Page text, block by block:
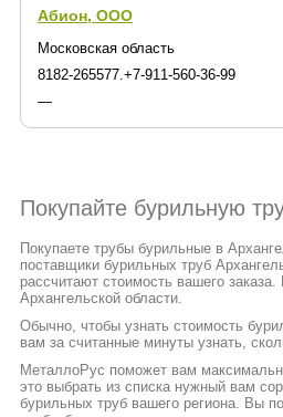
Абион, ООО
Московская область
8182-265577.+7-911-560-36-99
—
Покупайте бурильную
Покупаете трубы бурильные в
поставщики бурильных труб
рассчитают стоимость вашего
Архангельской области.
Обычно, чтобы узнать стоимость
вам за считанные минуты узнать,
МеталлоРус поможет вам
это выбрать из списка нужный вам
бурильных труб вашего региона. Вы